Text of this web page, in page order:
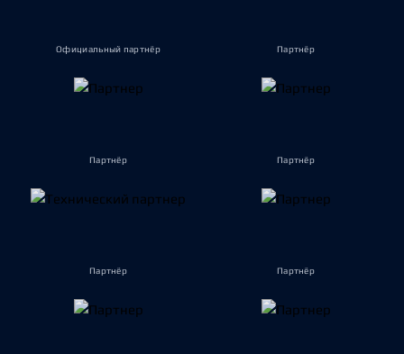
Официальный партнёр Партнёр
Партнёр Партнёр
Партнёр Партнёр